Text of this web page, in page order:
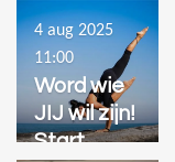
Word wie
JIJ wil zijn!
Start
4 aug 2025
11:00